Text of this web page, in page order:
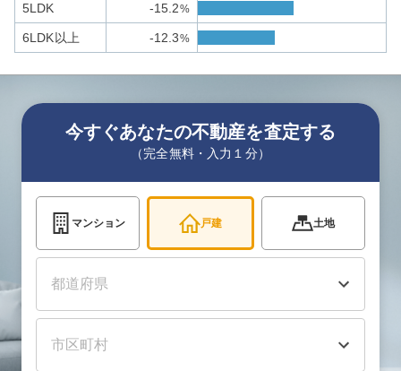
5LDK -15.2%
6LDK以上 -12.3%
今すぐあなたの不動産を査定する
（完全無料・入力１分）
マンション 戸建 土地